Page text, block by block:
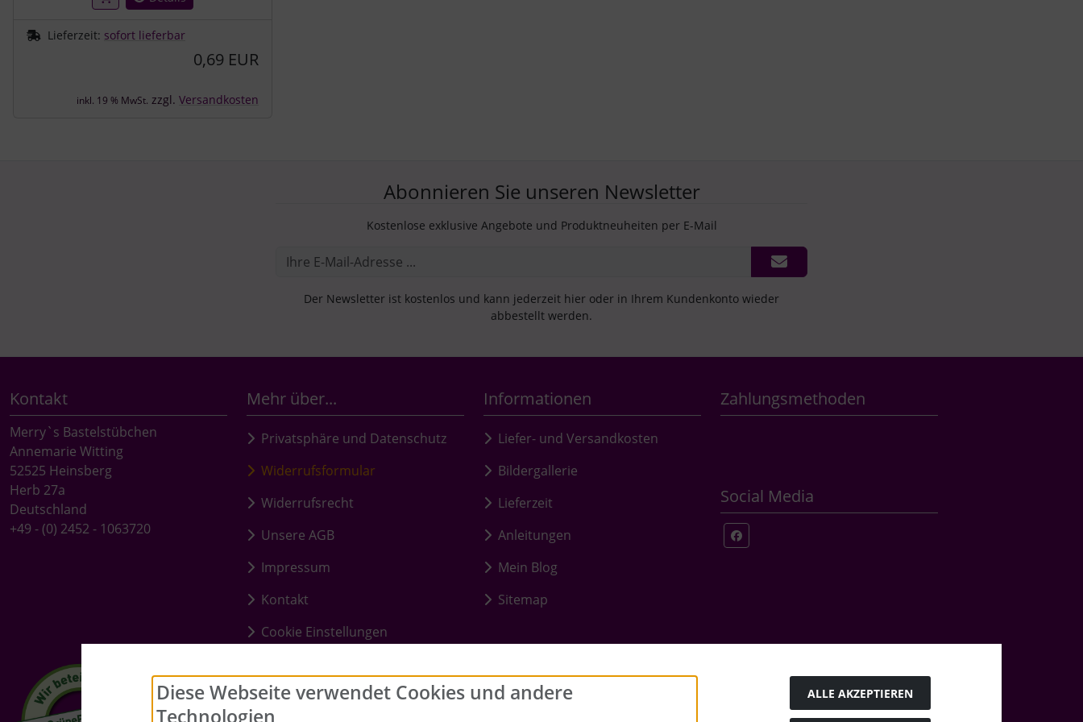
Lieferzeit: sofort lieferbar
0,69 EUR
inkl. 19 % MwSt. zzgl. Versandkosten
Abonnieren Sie unseren Newsletter
Kostenlose exklusive Angebote und Produktneuheiten per E-Mail
Der Newsletter ist kostenlos und kann jederzeit hier oder in Ihrem Kundenkonto wieder
abbestellt werden.
Kontakt
Merry`s Bastelstübchen
Annemarie Witting
52525 Heinsberg
Herb 27a
Deutschland
+49 - (0) 2452 - 1063720
Mehr über...
Privatsphäre und Datenschutz
Widerrufsformular
Widerrufsrecht
Unsere AGB
Impressum
Kontakt
Cookie Einstellungen
Informationen
Liefer- und Versandkosten
Bildergallerie
Lieferzeit
Anleitungen
Mein Blog
Sitemap
Zahlungsmethoden
Social Media
Diese Webseite verwendet Cookies und andere
Technologien
ALLE AKZEPTIEREN